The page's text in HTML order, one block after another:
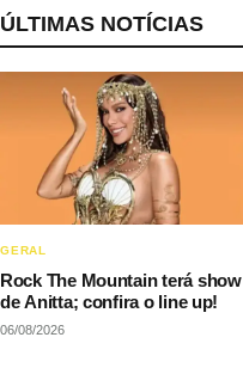
ÚLTIMAS NOTÍCIAS
GERAL
Rock The Mountain terá show
de Anitta; confira o line up!
06/08/2026